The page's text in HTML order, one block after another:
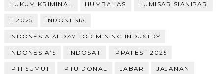
HUKUM.KRIMINAL HUMBAHAS HUMISAR SIANIPAR
II 2025 INDONESIA
INDONESIA AI DAY FOR MINING INDUSTRY
INDONESIA’S INDOSAT IPPAFEST 2025
IPTI SUMUT IPTU DONAL JABAR JAJANAN